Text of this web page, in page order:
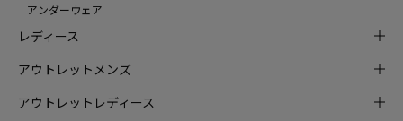
アンダーウェア
レディース
アウトレットメンズ
アウトレットレディース